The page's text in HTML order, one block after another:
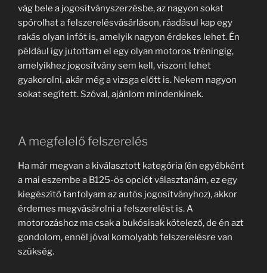
vág bele a jogosítványszerzésbe, az nagyon sokat
spórolhat a felszerelésvásárláson, ráadásul kap egy
rakás olyan infót is, amelyik nagyon érdekes lehet. Én
például így jutottam el egy olyan motoros tréningig,
amelyikhez jogosítvány sem kell, viszont lehet
gyakorolni, akár még a vizsga előtt is. Nekem nagyon
sokat segített. Szóval, ajánlom mindenkinek.
A megfelelő felszerelés
Ha már megvan a kiválasztott kategória (én egyébként
a mai eszembe a B125-ös opciót választanám, ez egy
kiegészítő tanfolyam az autós jogosítványhoz), akkor
érdemes megvásárolni a felszerelést is. A
motorozáshoz ma csak a bukósisak kötelező, de én azt
gondolom, ennél jóval komolyabb felszerelésre van
szükség.